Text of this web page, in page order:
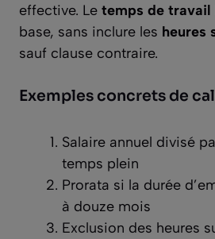
effective. Le temps de travail
base, sans inclure les heures
sauf clause contraire.
Exemples concrets de
Salaire annuel divisé
temps plein
Prorata si la durée
à douze mois
Exclusion des heures